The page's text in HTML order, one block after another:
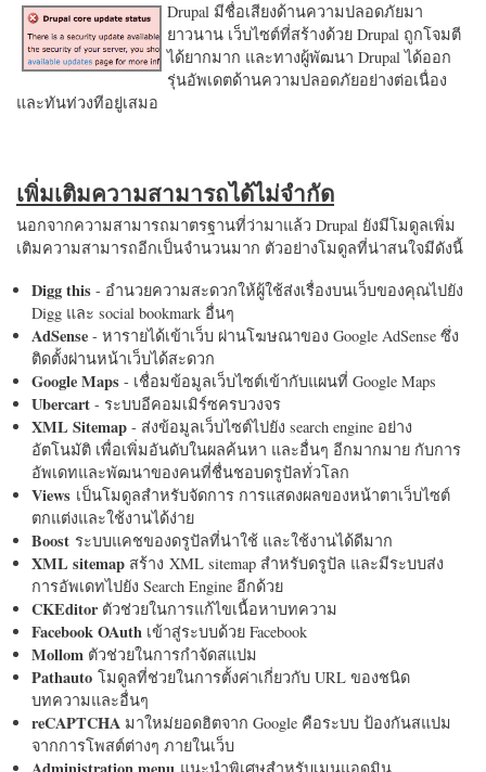
Drupal มีชื่อเสียงด้านความปลอดภัยมา
ยาวนาน เว็บไซต์ที่สร้างด้วย Drupal ถูกโจมตี
ได้ยากมาก และทางผู้พัฒนา Drupal ได้ออก
รุ่นอัพเดตด้านความปลอดภัยอย่างต่อเนื่อง
และทันท่วงทีอยู่เสมอ
เพิ่มเติมความสามารถได้ไม่จำกัด
นอกจากความสามารถมาตรฐานที่ว่ามาแล้ว Drupal ยังมีโมดูลเพิ่ม
เติมความสามารถอีกเป็นจำนวนมาก ตัวอย่างโมดูลที่น่าสนใจมีดังนี้
Digg this - อำนวยความสะดวกให้ผู้ใช้ส่งเรื่องบนเว็บของคุณไปยัง
Digg และ social bookmark อื่นๆ
AdSense - หารายได้เข้าเว็บ ผ่านโฆษณาของ Google AdSense ซึ่ง
ติดตั้งผ่านหน้าเว็บได้สะดวก
Google Maps - เชื่อมข้อมูลเว็บไซต์เข้ากับแผนที่ Google Maps
Ubercart - ระบบอีคอมเมิร์ซครบวงจร
XML Sitemap - ส่งข้อมูลเว็บไซต์ไปยัง search engine อย่าง
อัตโนมัติ เพื่อเพิ่มอันดับในผลค้นหา และอื่นๆ อีกมากมาย กับการ
อัพเดทและพัฒนาของคนที่ชื่นชอบดรูปัลทั่วโลก
Views เป็นโมดูลสำหรับจัดการ การแสดงผลของหน้าตาเว็บไซต์
ตกแต่งและใช้งานได้ง่าย
Boost ระบบแคชของดรูปัลที่น่าใช้ และใช้งานได้ดีมาก
XML sitemap สร้าง XML sitemap สำหรับดรูปัล และมีระบบส่ง
การอัพเดทไปยัง Search Engine อีกด้วย
CKEditorตัวช่วยในการแก้ไขเนื้อหาบทความ
Facebook OAuth เข้าสู่ระบบด้วย Facebook
Mollom ตัวช่วยในการกำจัดสแปม
Pathauto โมดูลที่ช่วยในการตั้งค่าเกี่ยวกับ URL ของชนิด
บทความและอื่นๆ
reCAPTCHA มาใหม่ยอดฮิตจาก Google คือระบบ ป้องกันสแปม
จากการโพสต์ต่างๆ ภายในเว็บ